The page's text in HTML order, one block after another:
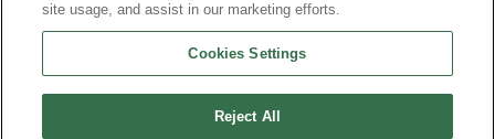
条款和条件条款和条件
Bimbo集团自豪的一员
site usage, and assist in our marketing efforts.
Cookies Settings
Reject All